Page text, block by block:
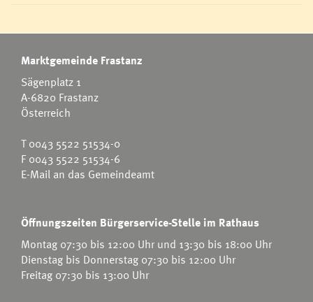
Marktgemeinde Frastanz
Sägenplatz 1
A-6820 Frastanz
Österreich
T0043 5522 51534-0
F 0043 5522 51534-6
E-Mail an das Gemeindeamt
Öffnungszeiten Bürgerservice-Stelle im Rathaus
Montag 07:30 bis 12:00 Uhr und 13:30 bis 18:00 Uhr
Dienstag bis Donnerstag 07:30 bis 12:00 Uhr
Freitag 07:30 bis 13:00 Uhr